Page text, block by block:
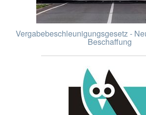
Vergabebeschleunigungsgesetz -
Beschaffung